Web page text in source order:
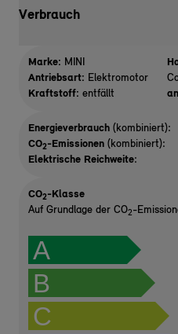
Verbrauch
Marke: MINI
Antriebsart: Elektromotor
Kraftstoff: entfällt
Energieverbrauch (kombiniert):
CO2-Emissionen (kombiniert):
Elektrische Reichweite:
CO2-Klasse
Auf Grundlage der CO2-
A
B
C